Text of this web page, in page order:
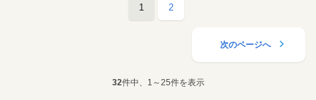
1 2
次のページへ
32件中、1～25件を表示